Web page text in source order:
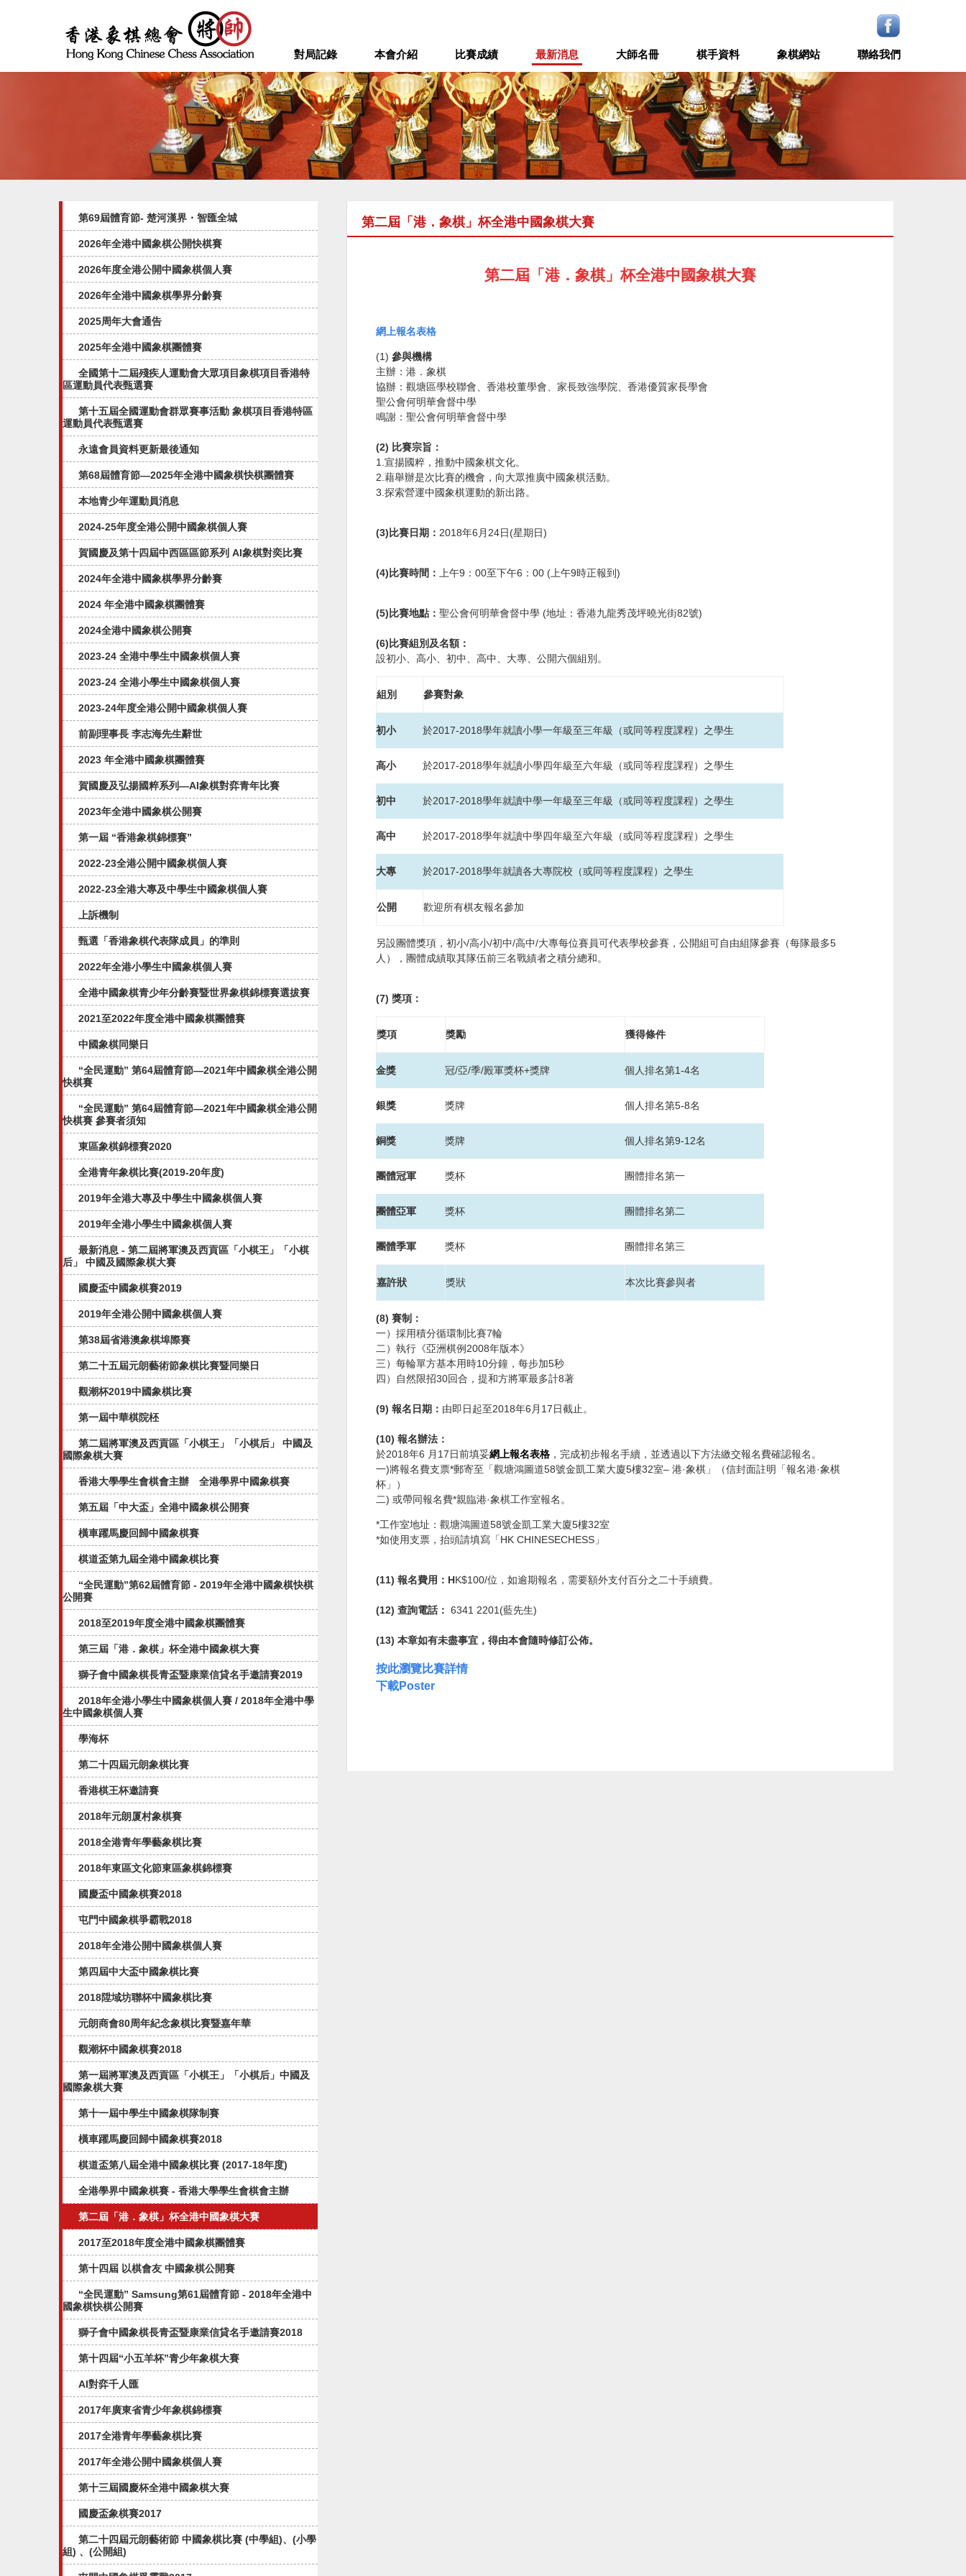
對局記錄 本會介紹 比賽成績 最新消息 大師名冊 棋手資料 象棋網站 聯絡我們
第69屆體育節- 楚河漢界・智匯全城
2026年全港中國象棋公開快棋賽
2026年度全港公開中國象棋個人賽
2026年全港中國象棋學界分齡賽
2025周年大會通告
2025年全港中國象棋團體賽
全國第十二屆殘疾人運動會大眾項目象棋項目香港特
區運動員代表甄選賽
第十五屆全國運動會群眾賽事活動 象棋項目香港特區
運動員代表甄選賽
永遠會員資料更新最後通知
第68屆體育節—2025年全港中國象棋快棋團體賽
本地青少年運動員消息
2024-25年度全港公開中國象棋個人賽
賀國慶及第十四屆中西區區節系列 AI象棋對奕比賽
2024年全港中國象棋學界分齡賽
2024 年全港中國象棋團體賽
2024全港中國象棋公開賽
2023-24 全港中學生中國象棋個人賽
2023-24 全港小學生中國象棋個人賽
2023-24年度全港公開中國象棋個人賽
前副理事長 李志海先生辭世
2023 年全港中國象棋團體賽
賀國慶及弘揚國粹系列—AI象棋對弈⻘年比賽
2023年全港中國象棋公開賽
第一屆 “香港象棋錦標賽”
2022-23全港公開中國象棋個人賽
2022-23全港大專及中學生中國象棋個人賽
上訴機制
甄選「香港象棋代表隊成員」的準則
2022年全港小學生中國象棋個人賽
全港中國象棋青少年分齡賽暨世界象棋錦標賽選拔賽
2021至2022年度全港中國象棋團體賽
中國象棋同樂日
“全民運動” 第64屆體育節—2021年中國象棋全港公開
快棋賽
“全民運動” 第64屆體育節—2021年中國象棋全港公開
快棋賽 參賽者須知
東區象棋錦標賽2020
全港青年象棋比賽(2019-20年度)
2019年全港大專及中學生中國象棋個人賽
2019年全港小學生中國象棋個人賽
最新消息 - 第二屆將軍澳及西貢區「小棋王」「小棋
后」 中國及國際象棋大賽
國慶盃中國象棋賽2019
2019年全港公開中國象棋個人賽
第38屆省港澳象棋埠際賽
第二十五屆元朗藝術節象棋比賽暨同樂日
觀潮杯2019中國象棋比賽
第一屆中華棋院柸
第二屆將軍澳及西貢區「小棋王」「小棋后」 中國及
國際象棋大賽
香港大學學生會棋會主辦 全港學界中國象棋賽
第五屆「中大盃」全港中國象棋公開賽​
橫車躍馬慶回歸中國象棋賽
棋道盃第九屆全港中國象棋比賽
“全民運動”第62屆體育節 - 2019年全港中國象棋快棋
公開賽
2018至2019年度全港中國象棋團體賽
第三屆「港．象棋」杯全港中國象棋大賽
獅子會中國象棋長青盃暨康業信貸名手邀請賽2019
2018年全港小學生中國象棋個人賽 / 2018年全港中學
生中國象棋個人賽
學海杯
第二十四屆元朗象棋比賽
香港棋王杯邀請賽
2018年元朗厦村象棋賽
2018全港青年學藝象棋比賽
2018年東區文化節東區象棋錦標賽
國慶盃中國象棋賽2018
屯門中國象棋爭霸戰2018
2018年全港公開中國象棋個人賽
第四屆中大盃中國象棋比賽
2018陞域坊聯杯中國象棋比賽
元朗商會80周年紀念象棋比賽暨嘉年華
觀潮杯中國象棋賽2018
第一屆將軍澳及西貢區「小棋王」「小棋后」中國及
國際象棋大賽
第十一屆中學生中國象棋隊制賽
橫車躍馬慶回歸中國象棋賽2018
棋道盃第八屆全港中國象棋比賽 (2017-18年度)
全港學界中國象棋賽 - 香港大學學生會棋會主辦
第二屆「港．象棋」杯全港中國象棋大賽
2017至2018年度全港中國象棋團體賽
第十四屆 以棋會友 中國象棋公開賽
“全民運動” Samsung第61屆體育節 - 2018年全港中
國象棋快棋公開賽
獅子會中國象棋長青盃暨康業信貸名手邀請賽2018
第十四屆“小五羊杯”青少年象棋大賽
AI對弈千人匯
2017年廣東省青少年象棋錦標賽
2017全港青年學藝象棋比賽
2017年全港公開中國象棋個人賽
第十三屆國慶杯全港中國象棋大賽
國慶盃象棋賽2017
第二十四屆元朗藝術節 中國象棋比賽 (中學組)、(小學
組) 、(公開組)
第二屆「港．象棋」杯全港中國象棋大賽
第二屆「港．象棋」杯全港中國象棋大賽
網上報名表格
(1) 參與機構
主辦：港．象棋
協辦：觀塘區學校聯會、香港校董學會、家長致強學院、香港優質家長學會
聖公會何明華會督中學
鳴謝：聖公會何明華會督中學
(2) 比賽宗旨：
1. 宣揚國粹，推動中國象棋文化。
2. 藉舉辦是次比賽的機會，向大眾推廣中國象棋活動。
3. 探索營運中國象棋運動的新出路。
(3) 比賽日期： 2018年6 月 24日(星期日)
(4) 比賽時間： 上午9 ： 00至下午6 ： 00 ( 上午9時正報到)
(5) 比賽地點： 聖公會何明華會督中學 (地址：香港九龍秀茂坪曉光街82號)
(6) 比賽組別及名額：
設初小、高小、初中、高中、大專、公開六個組別。
組別 參賽對象
初小 於2017-2018學年就讀小學一年級至三年級（或同等程度課程）之學生
高小 於2017-2018學年就讀小學四年級至六年級（或同等程度課程）之學生
初中 於2017-2018學年就讀中學一年級至三年級（或同等程度課程）之學生
高中 於2017-2018學年就讀中學四年級至六年級（或同等程度課程）之學生
大專 於2017-2018學年就讀各大專院校（或同等程度課程）之學生
公開 歡迎所有棋友報名參加
另設團體獎項，初小/高小/初中/高中/大專每位賽員可代表學校參賽，公開組可自由組隊參賽（每隊最多5
人），團體成績取其隊伍前三名戰績者之積分總和。
(7) 獎項：
獎項 獎勵 獲得條件
金獎 冠/亞/季/殿軍獎杯+獎牌 個人排名第1-4名
銀獎 獎牌 個人排名第5-8名
銅獎 獎牌 個人排名第9-12名
團體冠軍 獎杯 團體排名第一
團體亞軍 獎杯 團體排名第二
團體季軍 獎杯 團體排名第三
嘉許狀 獎狀 本次比賽參與者
(8) 賽制：
一）採用積分循環制比賽7輪
二）執行《亞洲棋例 2008年版本》
三）每輪單方基本用時10分鐘，每步加5秒
四）自然限招30回合，提和方將軍最多計8著
(9) 報名日期： 由即日起至2018年6 月 17日截止。
(10) 報名辦法：
於2018年6 月 17日前填妥網上報名表格 ，完成初步報名手續，並透過以下方法繳交報名費確認報名。
一)將報名費支票*郵寄至「觀塘鴻圖道58號金凱工業大廈5樓32室– 港·象棋」（信封面註明「報名港·象棋
杯」）
二) 或帶同報名費*親臨港·象棋工作室報名。
*工作室地址：觀塘鴻圖道58號金凱工業大廈5樓32室
*如使用支票，抬頭請填寫「HK CHINESECHESS 」
(11) 報名費用： HK$100/位，如逾期報名，需要額外支付百分之二十手續費。
(12) 查詢電話： 6341 2201(藍先生)
(13) 本章如有未盡事宜，得由本會隨時修訂公佈。
按此瀏覽比賽詳情
下載Poster